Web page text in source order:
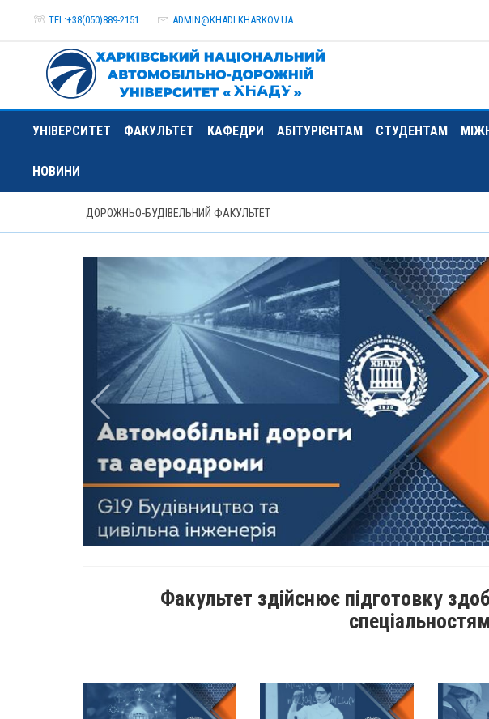
TEL:+38(050)889-2151 ADMIN@KHADI.KHARKOV.UA
УНІВЕРСИТЕТ ФАКУЛЬТЕТ КАФЕДРИ АБІТУРІЄНТАМ СТУДЕНТАМ
НОВИНИ
ДОРОЖНЬО-БУДІВЕЛЬНИЙ ФАКУЛЬТЕТ
Факультет здійснює підготовку